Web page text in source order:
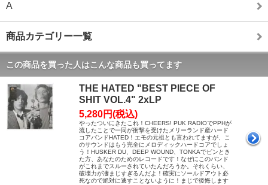
A
商品カテゴリー一覧
この商品を買った人はこんな商品も買ってます
THE HATED "BEST PIECE OF
SHIT VOL.4" 2xLP
5,280円(税込)
やったついにきたこれ！CHEERS! PUK RADIOでPPHが
流したことで一同が衝撃を受けたメリーランド産ハード
コアバンドHATED！エモの元祖とも言われてますが、こ
のサウンドはもう完全にメロディックハードコアでしょ
う！HUSKER DU、DEEP WOUND、TONKAでピンとき
た方、あなたのためのレコードです！なぜにこのバンド
がこれまでスルーされていたんだろうか。それくらい、
破壊力が凄まじすぎるんだよ！確実にソールドアウト必
死なので絶対に逃すことないように！まじで後悔します